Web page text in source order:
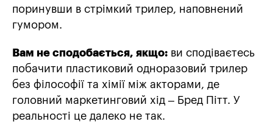
поринувши в стрімкий трилер, наповнений
гумором.
Вам не сподобається, якщо: ви сподіваєтесь
побачити пластиковий одноразовий трилер
без філософії та хімії між акторами, де
головний маркетинговий хід – Бред Пітт. У
реальності це далеко не так.